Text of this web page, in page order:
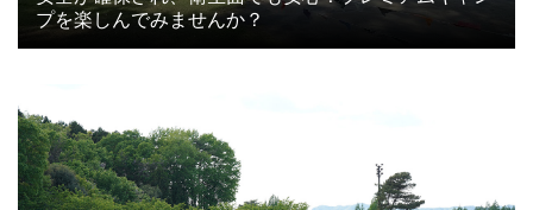
プを楽しんでみませんか？